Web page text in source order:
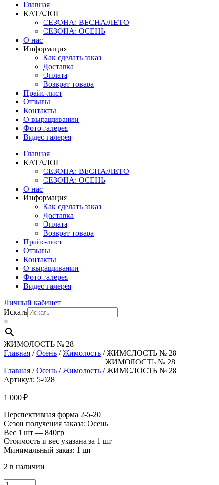
Главная
КАТАЛОГ
СЕЗОНА: ВЕСНА/ЛЕТО
СЕЗОНА: ОСЕНЬ
О нас
Информация
Как сделать заказ
Доставка
Оплата
Возврат товара
Прайс-лист
Отзывы
Контакты
О выращивании
Фото галерея
Видео галерея
Главная
КАТАЛОГ
СЕЗОНА: ВЕСНА/ЛЕТО
СЕЗОНА: ОСЕНЬ
О нас
Информация
Как сделать заказ
Доставка
Оплата
Возврат товара
Прайс-лист
Отзывы
Контакты
О выращивании
Фото галерея
Видео галерея
Личный кабинет
Искать
×
ЖИМОЛОСТЬ № 28
Главная /Осень /Жимолость / ЖИМОЛОСТЬ № 28
ЖИМОЛОСТЬ № 28
Главная /Осень /Жимолость / ЖИМОЛОСТЬ № 28
Артикул: 5-028
1 000 ₽
Перспективная форма 2-5-20
Сезон получения заказа: Осень
Вес 1 шт — 840гр
Стоимость и вес указана за 1 шт
Минимальный заказ: 1 шт
2 в наличии
Количество